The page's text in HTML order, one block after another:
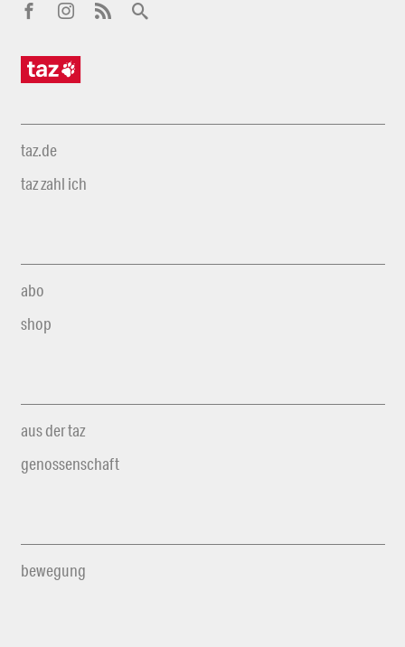
taz.de
taz zahl ich
abo
shop
aus der taz
genossenschaft
bewegung